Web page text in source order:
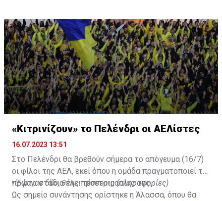
«Κιτρινίζουν» το Πελένδρι οι ΑΕΛίστες
16.07.2023 13:51
Στο Πελένδρι θα βρεθούν σήμερα το απόγευμα (16/7)
οι φίλοι της ΑΕΛ, εκεί όπου η ομάδα πραγματοποιεί το
πρώτο στάδιο της προετοιμασίας της.
•Έφυγαν δύο, θέλει τέσσερις (πληροφορίες)
Ως σημείο συνάντησης ορίστηκε η Άλασσα, όπου θα